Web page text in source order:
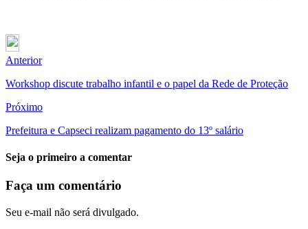
Anterior
Workshop discute trabalho infantil e o papel da Rede de Proteção
Próximo
Prefeitura e Capseci realizam pagamento do 13º salário
Seja o primeiro a comentar
Faça um comentário
Seu e-mail não será divulgado.